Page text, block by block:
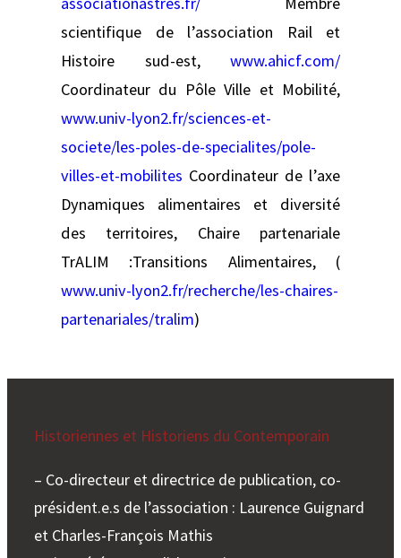
scientifique de l’association Rail et
Histoire sud-est, www.ahicf.com/
Coordinateur du Pôle Ville et Mobilité,
www.univ-lyon2.fr/sciences-et-
societe/les-poles-de-specialites/pole-
villes-et-mobilites Coordinateur de l’axe
Dynamiques alimentaires et diversité
des territoires, Chaire partenariale
TrALIM :Transitions Alimentaires, (
www.univ-lyon2.fr/recherche/les-chaires-
partenariales/tralim)
Historiennes et Historiens du Contemporain
– Co-directeur et directrice de publication, co-
président.e.s de l’association : Laurence Guignard
et Charles-François Mathis